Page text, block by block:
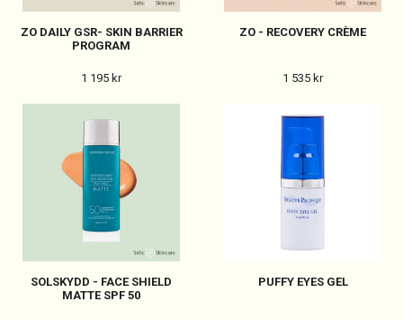
ZO DAILY GSR- SKIN BARRIER
PROGRAM
1 195 kr
ZO - RECOVERY CRÈME
1 535 kr
SOLSKYDD - FACE SHIELD
MATTE SPF 50
PUFFY EYES GEL